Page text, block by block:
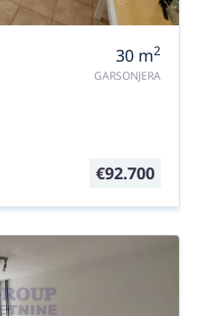
30 m2
GARSONJERA
€92.700